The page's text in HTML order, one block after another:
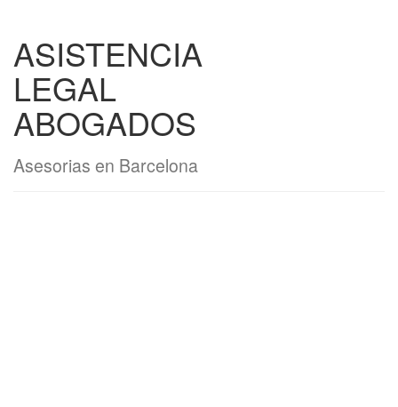
ASISTENCIA
LEGAL
ABOGADOS
Asesorias en Barcelona